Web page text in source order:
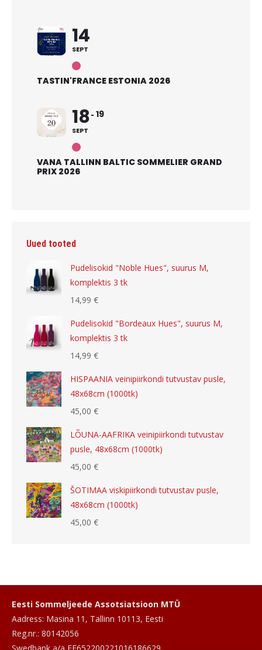
14
SEPT
TASTIN'FRANCE ESTONIA 2026
18
SEPT
19
VANA TALLINN BALTIC SOMMELIER GRAND
PRIX 2026
Uued tooted
Pudelisokid "Noble Hues", suurus M,
komplektis 3 tk
14,99 €
Pudelisokid "Bordeaux Hues", suurus M,
komplektis 3 tk
14,99 €
HISPAANIA veinipiirkondi tutvustav pusle,
48x68cm (1000tk)
45,00 €
LÕUNA-AAFRIKA veinipiirkondi tutvustav
pusle, 48x68cm (1000tk)
45,00 €
ŠOTIMAA viskipiirkondi tutvustav pusle,
48x68cm (1000tk)
45,00 €
Eesti Sommeljeede Assotsiatsioon MTÜ
Aadress: Masina 11, Tallinn 10113, Eesti
Reg.nr.: 80142056